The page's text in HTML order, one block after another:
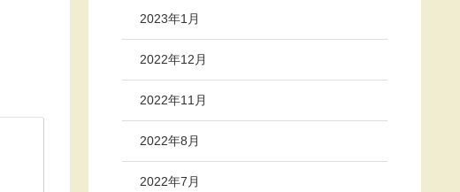
2023年1月
2022年12月
2022年11月
2022年8月
2022年7月